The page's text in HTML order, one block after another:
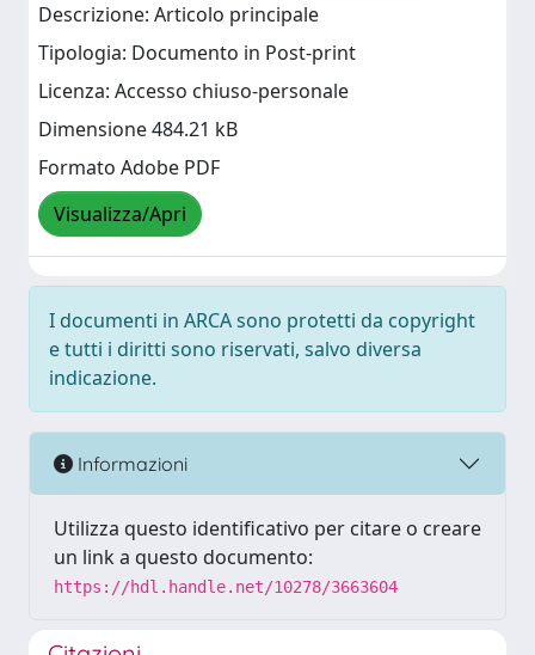
Descrizione: Articolo principale
Tipologia: Documento in Post-print
Licenza: Accesso chiuso-personale
Dimensione 484.21 kB
Formato Adobe PDF
Visualizza/Apri
I documenti in ARCA sono protetti da copyright
e tutti i diritti sono riservati, salvo diversa
indicazione.
Informazioni
Utilizza questo identificativo per citare o creare
un link a questo documento:
https://hdl.handle.net/10278/3663604